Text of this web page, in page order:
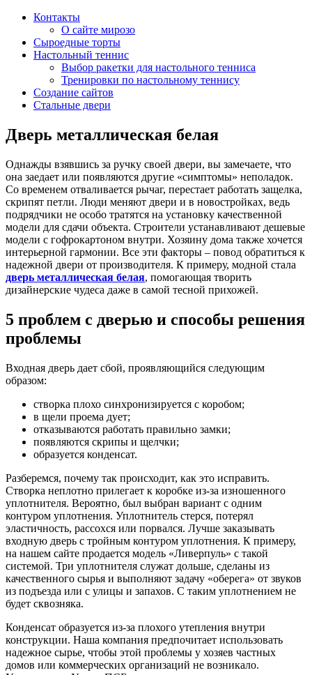
Контакты
О сайте мирозо
Сыроедные торты
Настольный теннис
Выбор ракетки для настольного тенниса
Тренировки по настольному теннису
Создание сайтов
Стальные двери
Дверь металлическая белая
Однажды взявшись за ручку своей двери, вы замечаете, что
она заедает или появляются другие «симптомы» неполадок.
Со временем отваливается рычаг, перестает работать защелка,
скрипят петли. Люди меняют двери и в новостройках, ведь
подрядчики не особо тратятся на установку качественной
модели для сдачи объекта. Строители устанавливают дешевые
модели с гофрокартоном внутри. Хозяину дома также хочется
интерьерной гармонии. Все эти факторы – повод обратиться к
надежной двери от производителя. К примеру, модной стала
дверь металлическая белая, помогающая творить
дизайнерские чудеса даже в самой тесной прихожей.
5 проблем с дверью и способы решения
проблемы
Входная дверь дает сбой, проявляющийся следующим
образом:
створка плохо синхронизируется с коробом;
в щели проема дует;
отказываются работать правильно замки;
появляются скрипы и щелчки;
образуется конденсат.
Разберемся, почему так происходит, как это исправить.
Створка неплотно прилегает к коробке из-за изношенного
уплотнителя. Вероятно, был выбран вариант с одним
контуром уплотнения. Уплотнитель стерся, потерял
эластичность, рассохся или порвался. Лучше заказывать
входную дверь с тройным контуром уплотнения. К примеру,
на нашем сайте продается модель «Ливерпуль» с такой
системой. Три уплотнителя служат дольше, сделаны из
качественного сырья и выполняют задачу «оберега» от звуков
из подъезда или с улицы и запахов. С таким уплотнением не
будет сквозняка.
Конденсат образуется из-за плохого утепления внутри
конструкции. Наша компания предпочитает использовать
надежное сырье, чтобы этой проблемы у хозяев частных
домов или коммерческих организаций не возникало.